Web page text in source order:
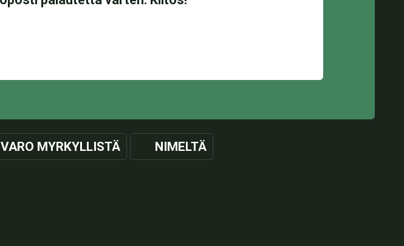
VARO MYRKYLLISTÄ NIMELTÄ